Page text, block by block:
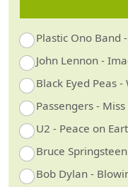
Plastic Ono Band
John Lennon -
Black Eyed Peas
Passengers -
U2 - Peace on
Bruce
Bob Dylan -